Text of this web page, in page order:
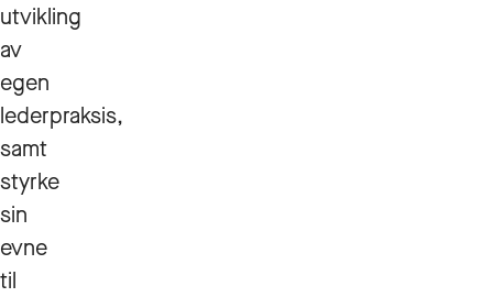
utvikling
av
egen
lederpraksis,
samt
styrke
sin
evne
til